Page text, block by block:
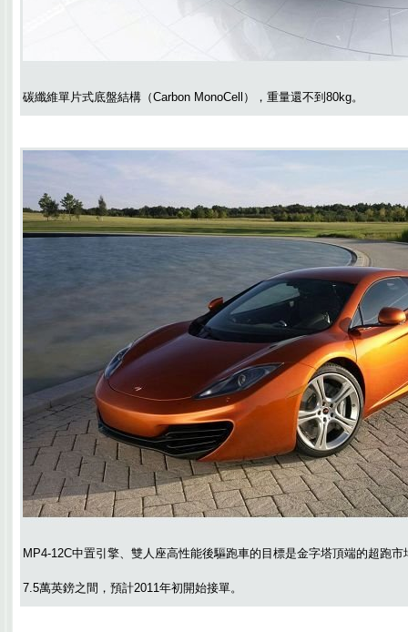
碳纖維單片式底盤結構（Carbon MonoCell），重量還不到80kg。
MP4-12C中置引擎、雙人座高性能後驅跑車的目標是金字塔頂端的超跑
7.5萬英鎊之間，預計2011年初開始接單。